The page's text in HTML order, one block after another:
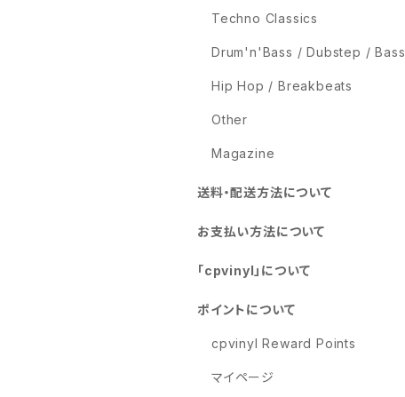
Techno Classics
Drum'n'Bass / Dubstep / Bass
Hip Hop / Breakbeats
Other
Magazine
送料・配送方法について
お支払い方法について
「cpvinyl」について
ポイントについて
cpvinyl Reward Points
マイページ